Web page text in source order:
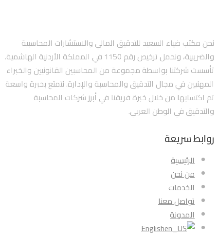
نحن مكتب ضياء السعيد للتدقيق المالي والاستشارات المحاسبية
والضريبية، ونحمل ترخيص رقم 1150 في المملكة الأردنية الهاشمية.
تأسست شركتنا بواسطة مجموعة من المحاسبين القانونيين والخبراء
المهنيين في مجال التدقيق والمحاسبة والإدارة. نتمتع بخبرة واسعة
تم اكتسابها من خلال خبرة فريقنا في أبرز شركات المحاسبة
والتدقيق في الوطن العربي.
روابط سريعة
الرئيسية
من نحن
الخدمات
تواصل معنا
المدونة
English